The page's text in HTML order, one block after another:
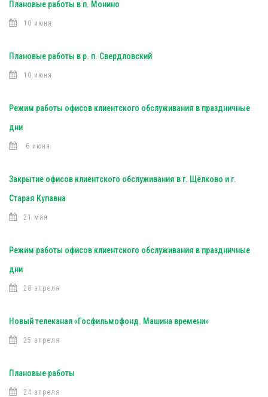
Плановые работы в п. Монино
10 июня
Плановые работы в р. п. Свердловский
10 июня
Режим работы офисов клиентского обслуживания в праздничные
дни
6 июня
Закрытие офисов клиентского обслуживания в г. Щёлково и г.
Старая Купавна
21 мая
Режим работы офисов клиентского обслуживания в праздничные
дни
28 апреля
Новый телеканал «Госфильмофонд. Машина времени»
25 апреля
Плановые работы
24 апреля